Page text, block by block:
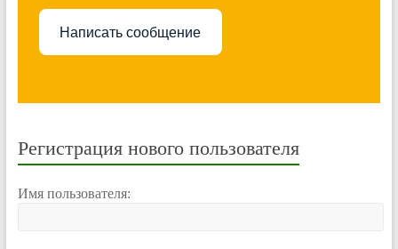
Написать сообщение
Регистрация нового пользователя
Имя пользователя: